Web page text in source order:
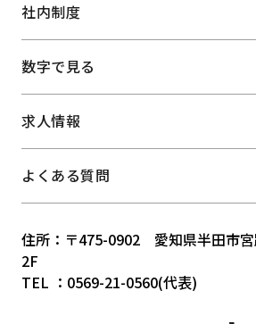
大学運営支援業務
・Web制作事業
社内制度
福利厚生
数字で見る
求人情報
よくある質問
住所：〒475-0902 愛知県半田市
2F
TEL ：0569-21-0560(代表)